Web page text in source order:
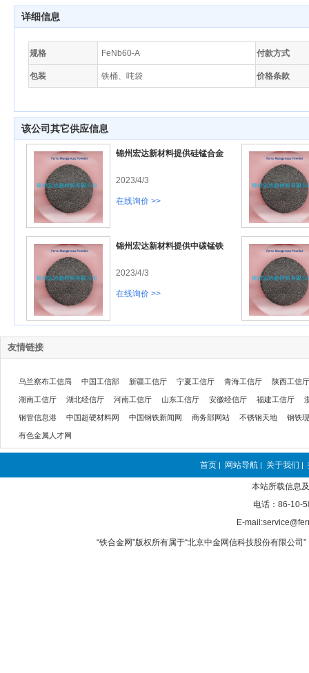
详细信息
规格 FeNb60-A 付款方式
包装 铁桶、吨袋 价格条款
该公司其它供应信息
锦州宏达新材料提供硅锰合金
2023/4/3
在线询价 >>
锦州宏达新材料提供中碳锰铁
2023/4/3
在线询价 >>
友情链接
乌兰察布工信局 中国工信部 新疆工信厅 宁夏工信厅 青海工信厅 陕西工信厅
湖南工信厅 湖北经信厅 河南工信厅 山东工信厅 安徽经信厅 福建工信厅
钢管信息港 中国超硬材料网 中国钢铁新闻网 商务部网站 不锈钢天地 钢铁
有色金属人才网
首页 | 网站导航 | 关于我们 |
本站所载信息
电话：86-10-
E-
“铁合金网”版权所有属于“北京中金网信科技股份有限公司